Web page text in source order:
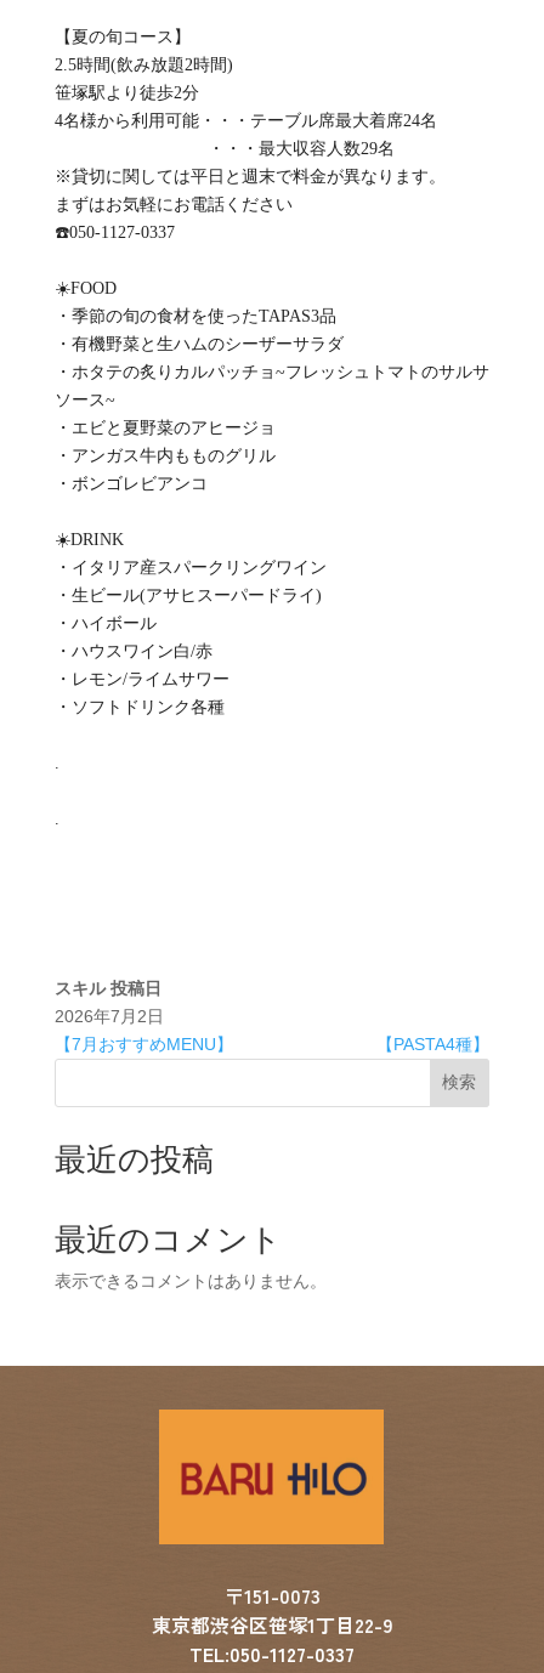
【夏の旬コース】
2.5時間(飲み放題2時間)
笹塚駅より徒歩2分
4名様から利用可能・・・テーブル席最大着席24名
・・・最大収容人数29名
※貸切に関しては平日と週末で料金が異なります。
まずはお気軽にお電話ください
☎️050-1127-0337
☀️FOOD
・季節の旬の食材を使ったTAPAS3品
・有機野菜と生ハムのシーザーサラダ
・ホタテの炙りカルパッチョ~フレッシュトマトのサルサ
ソース~
・エビと夏野菜のアヒージョ
・アンガス牛内もものグリル
・ボンゴレビアンコ
☀️DRINK
・イタリア産スパークリングワイン
・生ビール(アサヒスーパードライ)
・ハイボール
・ハウスワイン白/赤
・レモン/ライムサワー
・ソフトドリンク各種
スキル 投稿日
2026年7月2日
【7月おすすめMENU】
【PASTA4種】
検索
最近の投稿
最近のコメント
表示できるコメントはありません。
〒151-0073
東京都渋谷区笹塚1丁目22-9
TEL:050-1127-0337